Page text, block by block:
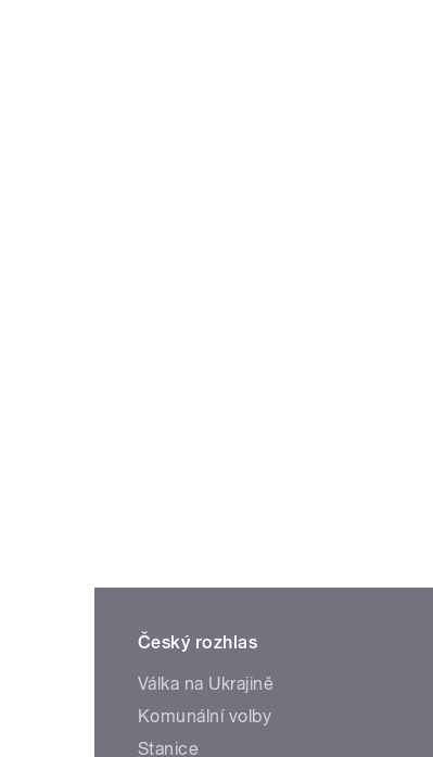
Český rozhlas
Válka na Ukrajině
Komunální volby
Stanice